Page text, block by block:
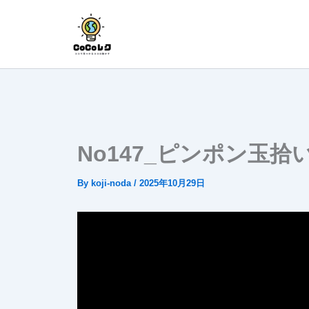
No147_ピンポン玉拾
By koji-noda / 2025年10月29日